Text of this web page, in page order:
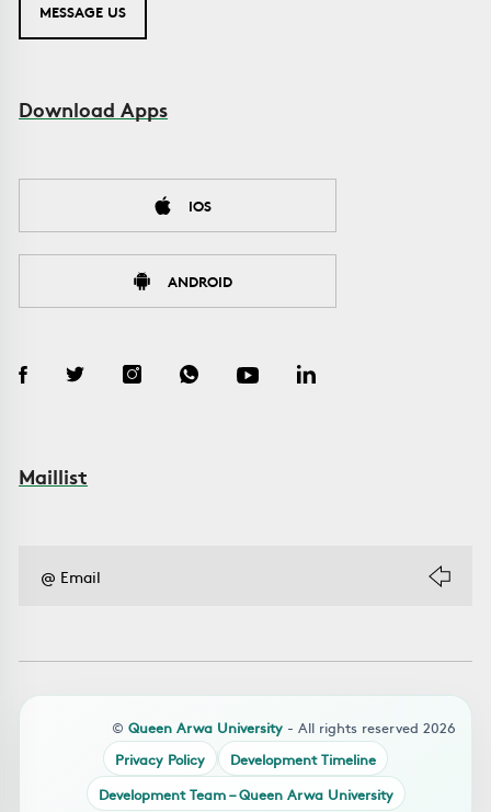
MESSAGE US
Download Apps
IOS
ANDROID
Maillist
© Queen Arwa University - All rights reserved 2026
Privacy Policy
Development Timeline
Development Team – Queen Arwa University